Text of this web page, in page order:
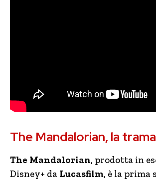
The Mandalorian, la trama
The Mandalorian, prodotta in
Disney+ da Lucasfilm, è la prima